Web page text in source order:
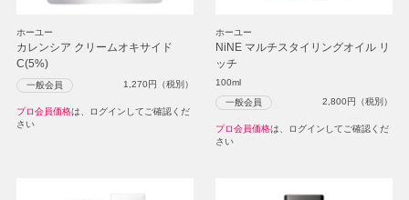
ホーユー
カレンシア クリームオキサイド
C(5%)
一般会員 1,270円（税別）
プロ会員価格は、ログインしてご確認くだ
さい
ホーユー
NiNE マルチスタイリングオイル リ
ッチ
100ml
一般会員 2,800円（税別）
プロ会員価格は、ログインしてご確認くだ
さい